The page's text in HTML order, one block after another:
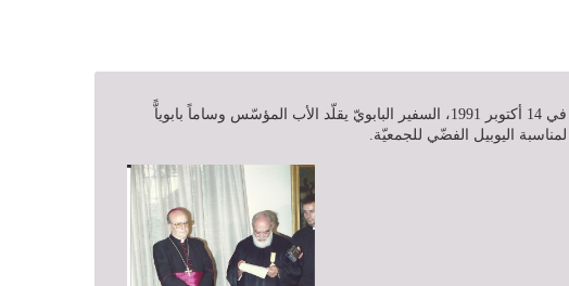
في 14 أكتوبر 1991، السفير البابويّ يقلّد الأب المؤسّس وساماً بابوياًّ
لمناسبة اليوبيل الفضّي للجمعيّة.